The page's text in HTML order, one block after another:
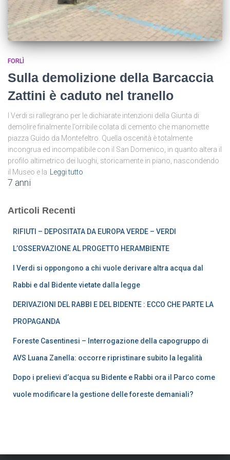
FORLÌ
Sulla demolizione della Barcaccia
Zattini è caduto nel tranello
I Verdi si rallegrano per le dichiarate intenzioni della Giunta di
demolire finalmente l’orribile colata di cemento che manomette
piazza Guido da Montefeltro. Quella oscenità è totalmente
incongrua ed incompatibile con il San Domenico, in quanto altera il
profilo altimetrico dei luoghi, storicamente in piano, nascondendo
il Museo e la
Leggi tutto
7 anni
Articoli Recenti
RIFIUTI – DEPOSITATA DA EUROPA VERDE – VERDI
L’OSSERVAZIONE AL PROGETTO HERAMBIENTE
I Verdi si oppongono a chi vuole derivare altra acqua dal
Rabbi e dal Bidente vietate dalla legge
DERIVAZIONI DEL RABBI E DEL BIDENTE : ECCO CHE PARTE LA
PROPAGANDA
Foreste Casentinesi – Interrogazione della capogruppo di
AVS Luana Zanella: occorre ripristinare subito la legalità
Dopo i prelievi d’acqua su Bidente e Rabbi ora il Parco come
vuole modificare la gestione delle foreste demaniali?